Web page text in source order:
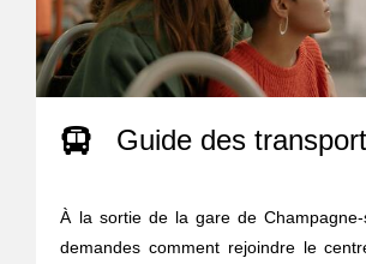
Guide des
À la sortie de la gare de
demandes comment rejoindre le